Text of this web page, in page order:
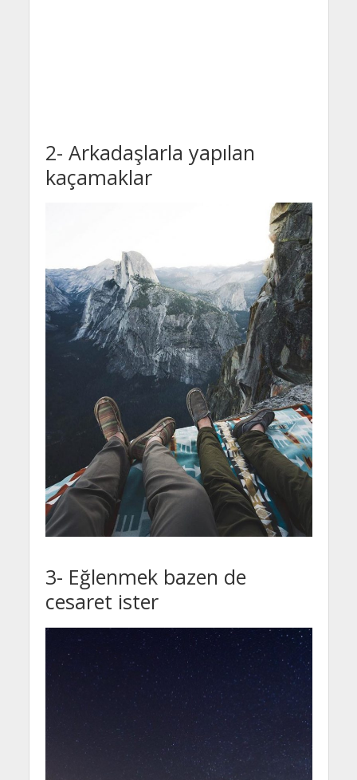
2- Arkadaşlarla yapılan
kaçamaklar
3- Eğlenmek bazen de
cesaret ister